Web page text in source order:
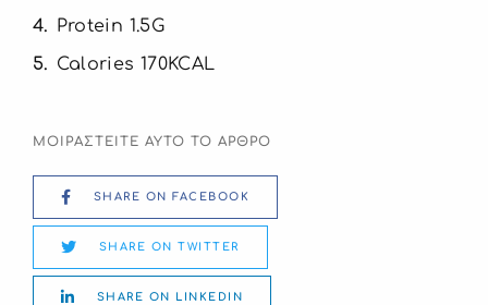
4
Protein 1.5G
5
Calories 170KCAL
ΜΟΙΡΑΣΤΕΙΤΕ ΑΥΤΟ ΤΟ ΑΡΘΡΟ
SHARE ON FACEBOOK
SHARE ON TWITTER
SHARE ON LINKEDIN